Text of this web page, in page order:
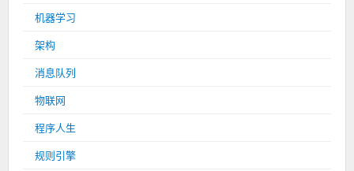
机器学习
架构
消息队列
物联网
程序人生
规则引擎